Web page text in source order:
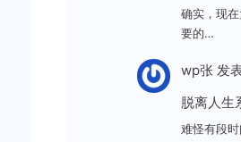
确实，现
要的…
wp张发
脱离人生
难怪有段